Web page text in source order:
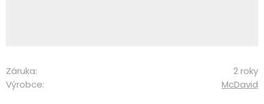
Záruka:
2 roky
Výrobce:
McDavid